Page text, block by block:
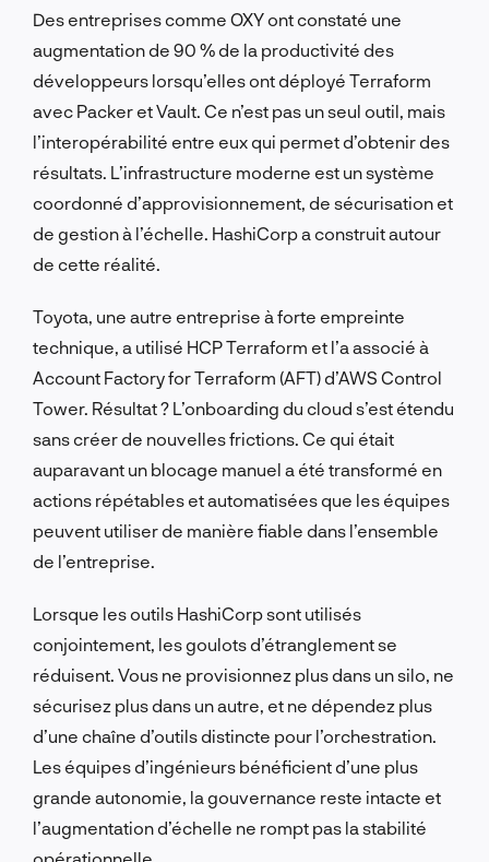
Des entreprises comme OXY ont constaté une
augmentation de 90 % de la productivité des
développeurs lorsqu’elles ont déployé Terraform
avec Packer et Vault. Ce n’est pas un seul outil, mais
l’interopérabilité entre eux qui permet d’obtenir des
résultats. L’infrastructure moderne est un système
coordonné d’approvisionnement, de sécurisation et
de gestion à l’échelle. HashiCorp a construit autour
de cette réalité.
Toyota, une autre entreprise à forte empreinte
technique, a utilisé HCP Terraform et l’a associé à
Account Factory for Terraform (AFT) d’AWS Control
Tower. Résultat ? L’onboarding du cloud s’est étendu
sans créer de nouvelles frictions. Ce qui était
auparavant un blocage manuel a été transformé en
actions répétables et automatisées que les équipes
peuvent utiliser de manière fiable dans l’ensemble
de l’entreprise.
Lorsque les outils HashiCorp sont utilisés
conjointement, les goulots d’étranglement se
réduisent. Vous ne provisionnez plus dans un silo, ne
sécurisez plus dans un autre, et ne dépendez plus
d’une chaîne d’outils distincte pour l’orchestration.
Les équipes d’ingénieurs bénéficient d’une plus
grande autonomie, la gouvernance reste intacte et
l’augmentation d’échelle ne rompt pas la stabilité
opérationnelle.